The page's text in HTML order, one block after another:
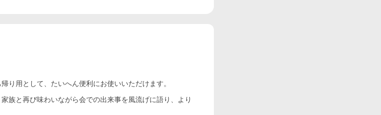
り用として、たいへん便利にお使いいただけます。
族と再び味わいながら会での出来事を風流げに語り、より